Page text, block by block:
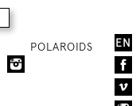
EN
POLAROIDS